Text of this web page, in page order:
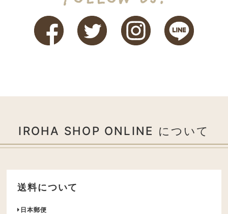
IROHA SHOP ONLINE について
送料について
日本郵便